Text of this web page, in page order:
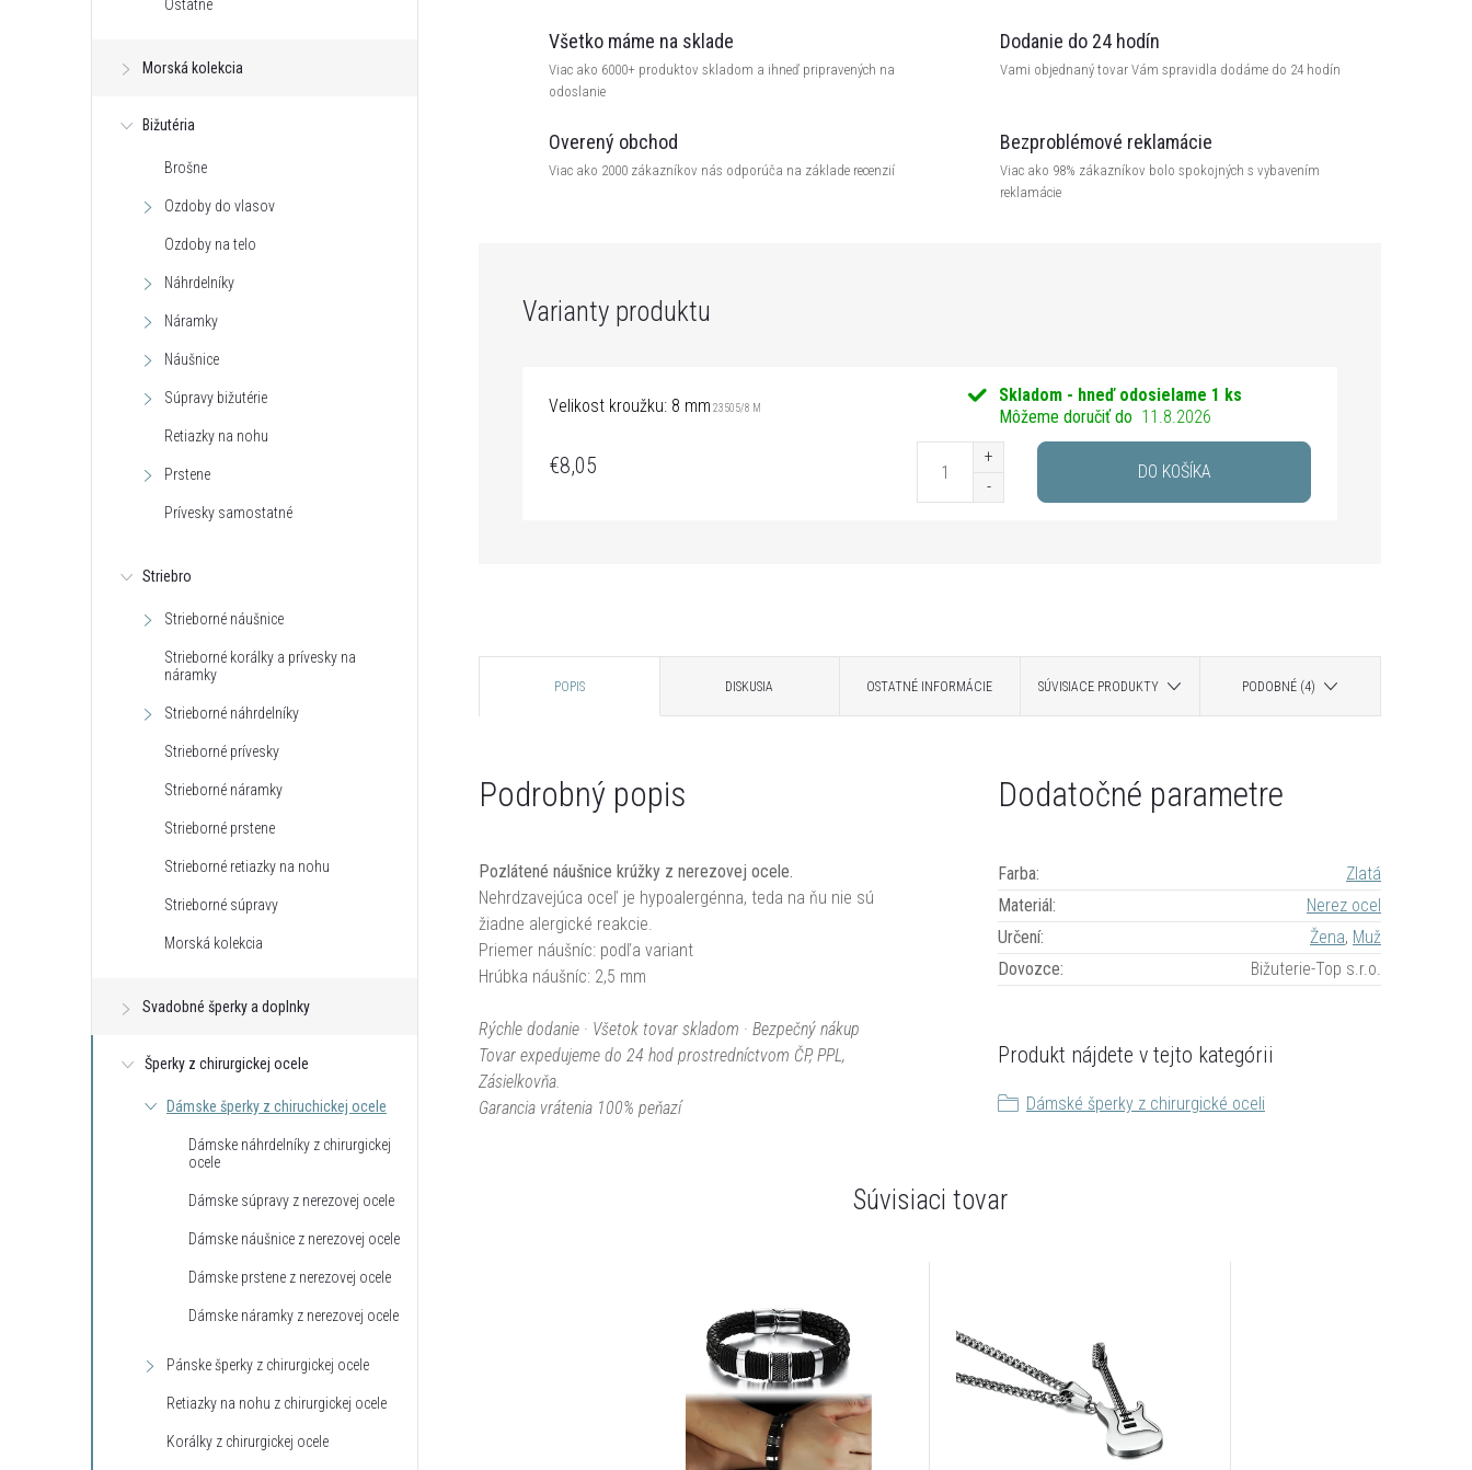
Ostatné
Morská kolekcia
Bižutéria
Brošne
Ozdoby do vlasov
Ozdoby na telo
Náhrdelníky
Náramky
Náušnice
Súpravy bižutérie
Retiazky na nohu
Prstene
Prívesky samostatné
Striebro
Strieborné náušnice
Strieborné korálky a prívesky na
náramky
Strieborné náhrdelníky
Strieborné prívesky
Strieborné náramky
Strieborné prstene
Strieborné retiazky na nohu
Strieborné súpravy
Morská kolekcia
Svadobné šperky a doplnky
Šperky z chirurgickej ocele
Dámske šperky z chiruchickej ocele
Dámske náhrdelníky z chirurgickej
ocele
Dámske súpravy z nerezovej ocele
Dámske náušnice z nerezovej ocele
Dámske prstene z nerezovej ocele
Dámske náramky z nerezovej ocele
Pánske šperky z chirurgickej ocele
Retiazky na nohu z chirurgickej ocele
Korálky z chirurgickej ocele
Všetko máme na sklade
Viac ako 6000+ produktov skladom a ihneď pripravených na
odoslanie
Dodanie do 24 hodín
Vami objednaný tovar Vám spravidla dodáme do 24 hodín
Overený obchod
Viac ako 2000 zákazníkov nás odporúča na základe recenzií
Bezproblémové reklamácie
Viac ako 98% zákazníkov bolo spokojných s vybavením
reklamácie
Velikost kroužku: 8 mm 23505/8 M
Skladom - hneď odosielame 1 ks
Môžeme doručiť do 11.8.2026
€8,05 DO KOŠÍKA
POPIS DISKUSIA OSTATNÉ INFORMÁCIE SÚVISIACE PRODUKTY PODOBNÉ (4)
Podrobný popis
Pozlátené náušnice krúžky z nerezovej ocele.
Nehrdzavejúca oceľ je hypoalergénna, teda na ňu nie sú
žiadne alergické reakcie.
Priemer náušníc: podľa variant
Hrúbka náušníc: 2,5 mm
Rýchle dodanie · Všetok tovar skladom · Bezpečný nákup
Tovar expedujeme do 24 hod prostredníctvom ČP, PPL,
Zásielkovňa.
Garancia vrátenia 100% peňazí
Dodatočné parametre
Farba:
Zlatá
Materiál:
Nerez ocel
Určení: Žena, Muž
Dovozce: Bižuterie-Top s.r.o.
Produkt nájdete v tejto kategórii
Dámské šperky z chirurgické oceli
Súvisiaci tovar